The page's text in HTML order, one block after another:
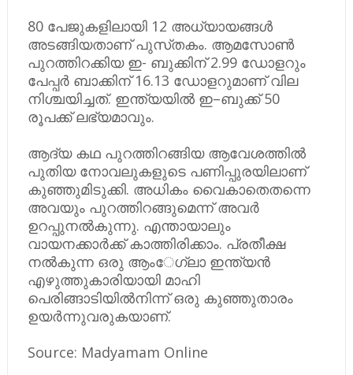
80 പേജുകളിലായി 12 അധ്യായങ്ങൾ
അടങ്ങിയതാണ്​ പുസ്​തകം. ആമസോൺ
പുറത്തിറക്കിയ ഇ- ബുക്കിന്​ 2.99 ഡോളറും
പേപ്പർ ബാക്കിന്​ 16.13 ഡോളറുമാണ്​ വില
നിശ്ചയിച്ചത്​. ഇന്ത്യയിൽ ഇ–ബുക്ക്​ 50
രൂപക്ക്​ ലഭ്യമാവും.
ആദ്യ കഥ പുറത്തിറങ്ങിയ ആവേശത്തിൽ
പുതിയ നോവലുകളുടെ പണിപ്പുരയിലാണ്​
കുഞ്ഞുമിടുക്കി. അധികം വൈകാതെതന്നെ
അവയും പുറത്തിറങ്ങുമെന്ന്​ അവർ
ഉറപ്പുനൽകുന്നു. എന്തായാലും
വായനക്കാർക്ക്​ കാത്തിരിക്കാം. പ്രതീക്ഷ
നൽകുന്ന ഒരു ആം​േഗ്ലാ ഇന്ത്യൻ
എഴുത്തുകാരിയായി മാഹി
പെരിങ്ങാടിയിൽനിന്ന്​ ഒരു കുഞ്ഞുതാരം
ഉയർന്നുവരുകയാണ്​.
Source: Madyamam Online